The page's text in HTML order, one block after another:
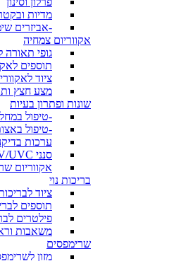
מדיות
-אביזרים
אקווריום צמחיה
גופי תאורה
תוספים
ציוד
מצע חצץ
שונות ופתרון בעיות
-טיפול
-טיפול
ערכות
סנני UV/UVC
אקווריום
בריכות נוי
ציוד
תוספים
פילטרים
משאבות
שרימפסים
מזון